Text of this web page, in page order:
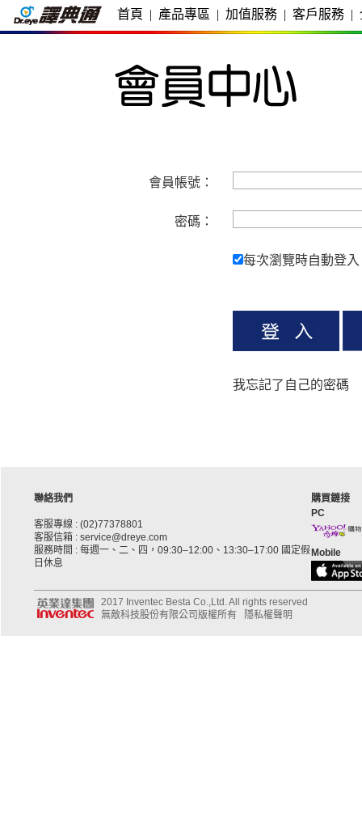
首頁 | 產品專區 | 加值服務 | 客戶服務 |
會員帳號：
密碼：
每次瀏覽時自動登入
我忘記了自己的密碼
聯絡我們
客服專線 : (02)77378801
客服信箱 : service@dreye.com
服務時間 : 每週一、二、四，09:30–12:00、13:30–17:00 國定假
日休息
購買鏈接
PC
Mobile
2017 Inventec Besta Co.,Ltd. All rights reserved
無敵科技股份有限公司版權所有
隱私權聲明